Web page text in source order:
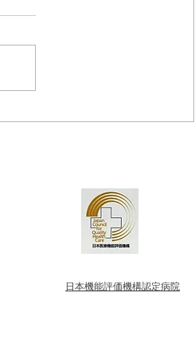
​日本機能評価機構認定病院